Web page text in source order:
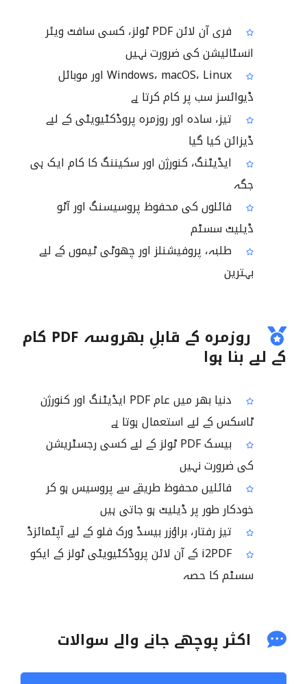
فری آن لائن PDF ٹولز، کسی سافٹ ویئر
انسٹالیشن کی ضرورت نہیں
Windows، macOS، Linux اور موبائل
ڈیوائسز سب پر کام کرتا ہے
تیز، سادہ اور روزمرہ پروڈکٹیویٹی کے لیے
ڈیزائن کیا گیا
ایڈیٹنگ، کنورژن اور سکیننگ کا کام ایک ہی
جگہ
فائلوں کی محفوظ پروسیسنگ اور آٹو
ڈیلیٹ سسٹم
طلبہ، پروفیشنلز اور چھوٹی ٹیموں کے لیے
بہترین
روزمرہ کے قابلِ بھروسہ PDF کام
کے لیے بنا ہوا
دنیا بھر میں عام PDF ایڈیٹنگ اور کنورژن
ٹاسکس کے لیے استعمال ہوتا ہے
بیسک PDF ٹولز کے لیے کسی رجسٹریشن
کی ضرورت نہیں
فائلیں محفوظ طریقے سے پروسیس ہو کر
خودکار طور پر ڈیلیٹ ہو جاتی ہیں
تیز رفتار، براؤزر بیسڈ ورک فلو کے لیے آپٹمائزڈ
i2PDF کے آن لائن پروڈکٹیویٹی ٹولز کے ایکو
سسٹم کا حصہ
اکثر پوچھے جانے والے سوالات